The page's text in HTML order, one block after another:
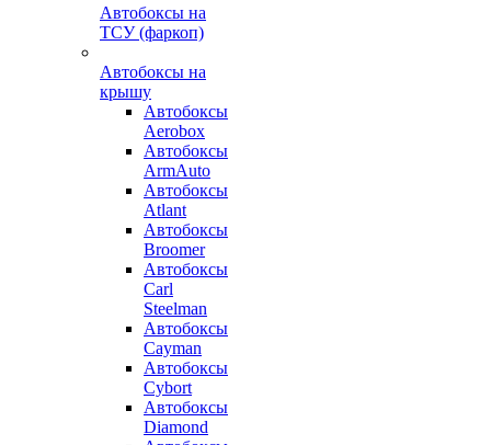
Автобоксы на
ТСУ (фаркоп)
Автобоксы на
крышу
Автобоксы
Aerobox
Автобоксы
ArmAuto
Автобоксы
Atlant
Автобоксы
Broomer
Автобоксы
Carl
Steelman
Автобоксы
Cayman
Автобоксы
Cybort
Автобоксы
Diamond